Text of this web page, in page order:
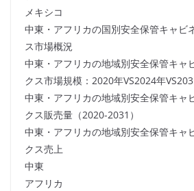
メキシコ
中東・アフリカの国別安全保管キャビ
ス市場概況
中東・アフリカの地域別安全保管キャ
クス市場規模：2020年VS2024年
中東・アフリカの地域別安全保管キャ
クス販売量（2020-2031）
中東・アフリカの地域別安全保管キャ
クス売上
中東
アフリカ